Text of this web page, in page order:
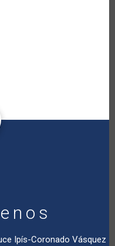
Ipís-Coronado Vásquez